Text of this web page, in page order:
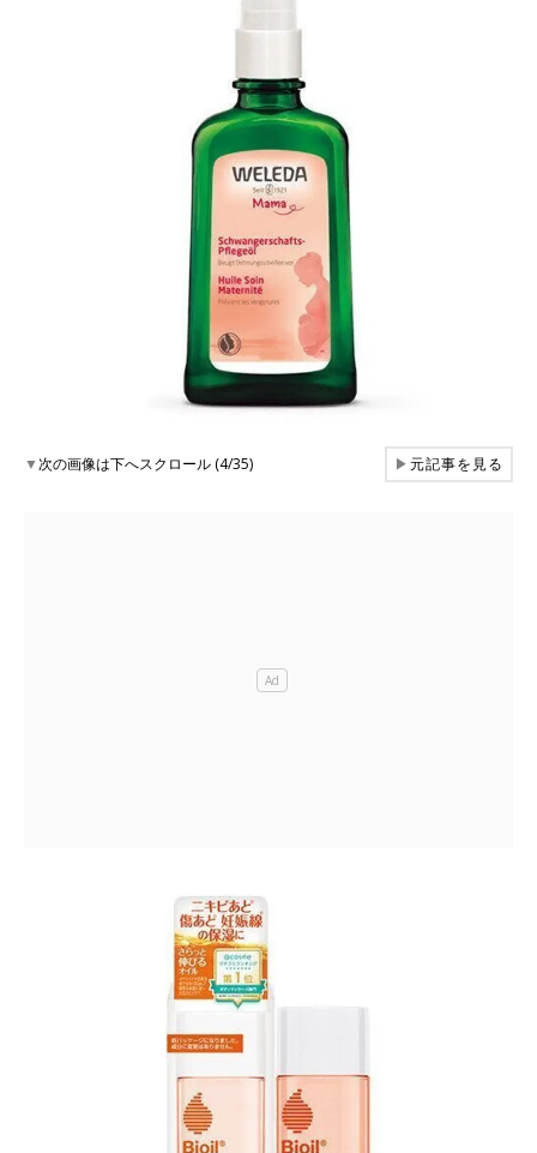
▼次の画像は下へスクロール (4/35) ▶元記事を見る